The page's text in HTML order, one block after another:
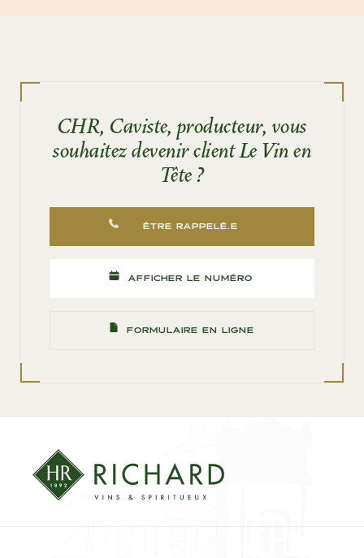
CHR, Caviste, producteur, vous
souhaitez devenir client Le Vin en
Tête ?
ÊTRE RAPPELÉ.E
AFFICHER LE NUMÉRO
FORMULAIRE EN LIGNE